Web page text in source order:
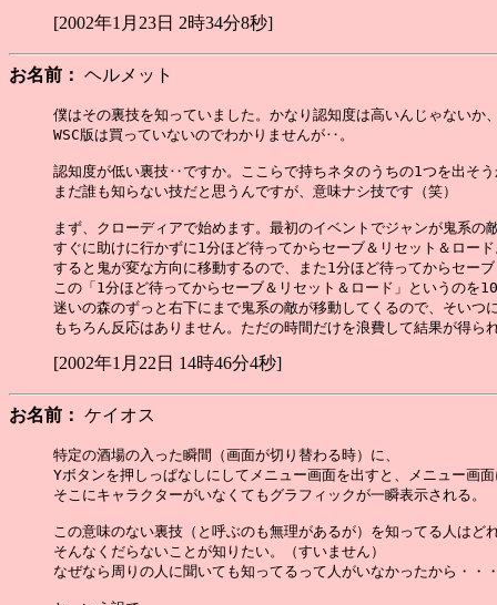
[2002年1月23日 2時34分8秒]
お名前： ヘルメット
僕はその裏技を知っていました。かなり認知度は高いんじゃないか
WSC版は買っていないのでわかりませんが‥。
認知度が低い裏技‥ですか。ここらで持ちネタのうちの1つを出そ
まだ誰も知らない技だと思うんですが、意味ナシ技です（笑）
まず、クローディアで始めます。最初のイベントでジャンが鬼系の
すぐに助けに行かずに1分ほど待ってからセーブ＆リセット＆ロー
すると鬼が変な方向に移動するので、また1分ほど待ってからセー
この「1分ほど待ってからセーブ＆リセット＆ロード」というのを
迷いの森のずっと右下にまで鬼系の敵が移動してくるので、そいつ
[2002年1月22日 14時46分4秒]
お名前： ケイオス
特定の酒場の入った瞬間（画面が切り替わる時）に、
Yボタンを押しっぱなしにしてメニュー画面を出すと、メニュー画
そこにキャラクターがいなくてもグラフィックが一瞬表示される。
この意味のない裏技（と呼ぶのも無理があるが）を知ってる人はど
そんなくだらないことが知りたい。（すいません）
なぜなら周りの人に聞いても知ってるって人がいなかったから・・